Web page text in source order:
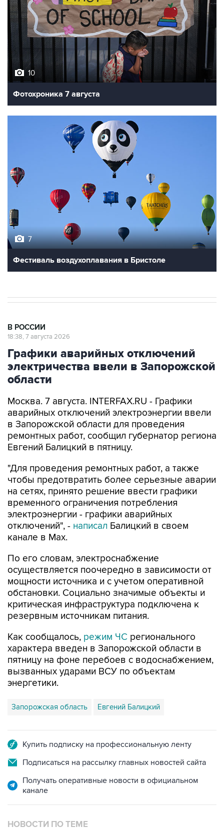
10
Фотохроника 7 августа
Фестиваль воздухоплавания в Бристоле
Графики аварийных отключений
электричества ввели в Запорожской
области
Москва. 7 августа. INTERFAX.RU - Графики
в Запорожской области для проведения
ремонтных работ, сообщил губернатор региона
Евгений Балицкий в пятницу.
"Для проведения ремонтных работ, а также
на сетях, принято решение ввести графики
временного ограничения потребления
электроэнергии - графики аварийных
отключений", -написалБалицкий в своем
канале в Max.
По его словам, электроснабжение
мощности источника и с учетом оперативной
обстановки. Социально значимые объекты и
критическая инфраструктура подключена к
резервным источникам питания.
Как сообщалось,режим ЧСрегионального
пятницу на фоне перебоев с водоснабжением,
вызванных ударами ВСУ по объектам
энергетики.
Запорожская область
Подписаться на рассылку главных новостей сайта
Получать оперативные новости в официальном
канале
НОВОСТИ ПО ТЕМЕ
7 августа 16:11